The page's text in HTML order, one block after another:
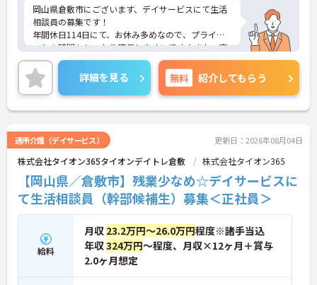
岡山県倉敷市にございます、デイサービスにて生活
相談員の募集です！
年間休日114日にて、お休み多めなので、プライベ
ートの時間もしっかり確保しやすいです♪また、夜
勤がないため、ご都合により、夜勤が難しい方にも
おすすめの求人になります。
ご興味のある方は、マイナビ介護職までお問い合わ
せください。
詳細を見る 無料 紹介してもらう
通所介護（デイサービス） 更新日：2026年08月04日
株式会社タイオン365タイオンデイトレ倉敷 株式会社タイオン365
【岡山県／倉敷市】残業少なめ☆デイサービスに
て生活相談員（幹部候補生）募集＜正社員＞
給料
月収 23.2万円～26.0万円程度※諸手当込
年収324万円～程度、月収×12ヶ月＋賞与
2.0ヶ月想定